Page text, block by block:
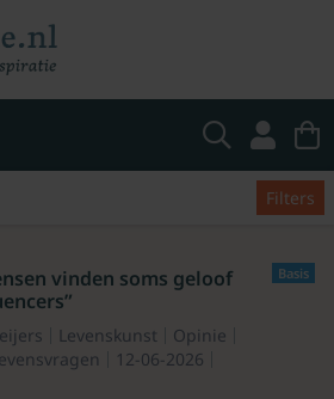
Filters
Basis
vinden soms geloof
Levenskunst
Opinie
12-06-2026